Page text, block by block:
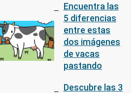
Encuentra las
5 diferencias
entre estas
dos imágenes
de vacas
pastando
Descubre las 3